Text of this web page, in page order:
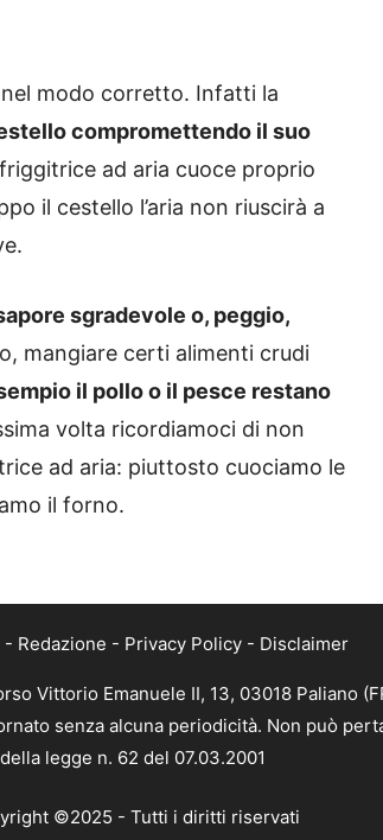
modo corretto. Infatti la
compromettendo il suo
ad aria cuoce proprio
il cestello l’aria non riuscirà a
sgradevole o, peggio,
mangiare certi alimenti crudi
il pollo o il pesce restano
volta ricordiamoci di non
ad aria: piuttosto cuociamo le
il forno.
- Redazione - Privacy Policy - Disclaimer
Vittorio Emanuele II, 13, 03018 Paliano
senza alcuna periodicità. Non può
della legge n. 62 del 07.03.2001
©2025 - Tutti i diritti riservati